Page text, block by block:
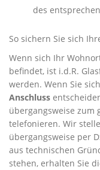
des
So sichern Sie sich
Wenn sich Ihr
befindet, ist i.d.R.
werden. Wenn Sie
Anschluss
übergangsweise zum
telefonieren. Wir
übergangsweise per
aus technischen
stehen, erhalten Sie